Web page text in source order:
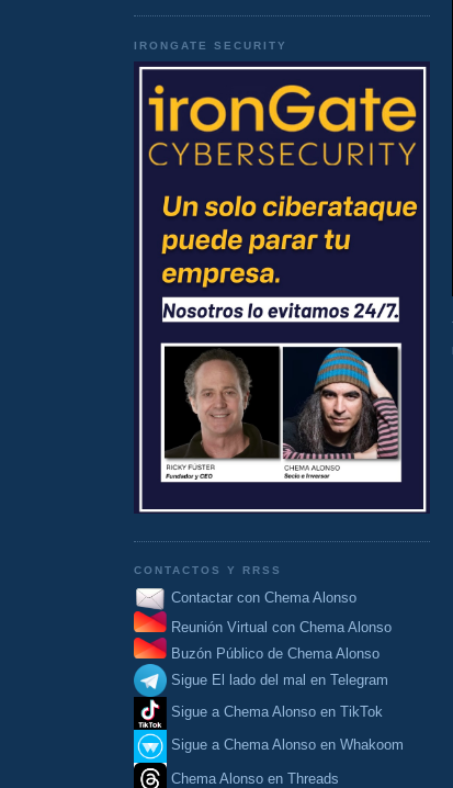
IRONGATE SECURITY
CONTACTOS Y RRSS
Contactar con Chema Alonso
Reunión Virtual con Chema Alonso
Buzón Público de Chema Alonso
Sigue El lado del mal en Telegram
Sigue a Chema Alonso en TikTok
Sigue a Chema Alonso en Whakoom
Chema Alonso en Threads